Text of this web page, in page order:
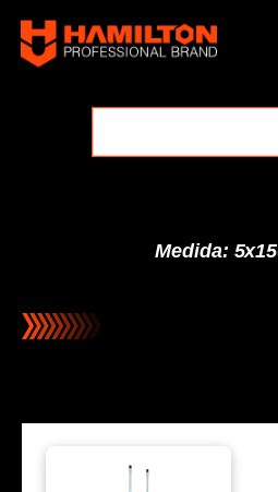
contenido
Medida: